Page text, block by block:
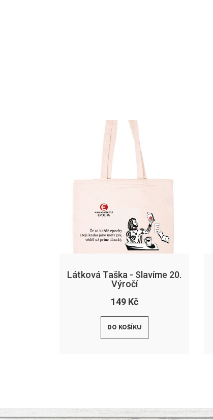
Látková Taška - Slavíme 20.
Výročí
149 Kč
DO KOŠÍKU